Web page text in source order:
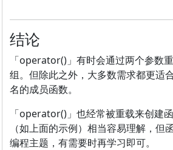
结论
「operator()」有时会通过两个参数
组。但除此之外，大多数需求都更适
名的成员函数。
「operator()」也经常被重载来创建
（如上面的示例）相当容易理解，但
编程主题，有需要时再学习即可。